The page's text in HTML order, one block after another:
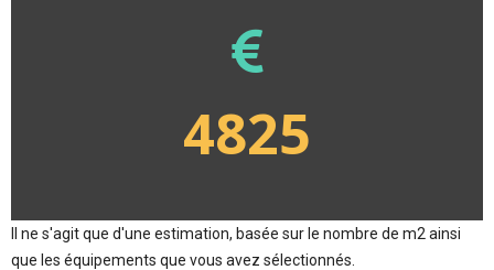
4825
Il ne s'agit que d'une estimation, basée sur le nombre de m2 ainsi
que les équipements que vous avez sélectionnés.